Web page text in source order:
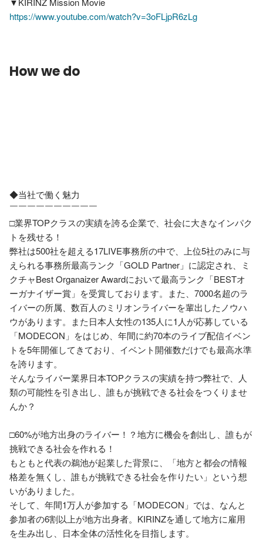
https://www.youtube.com/watch?v=3oFLjpR6zLg
How we do
◆当社で働く魅力
￣￣￣￣￣￣￣￣￣￣
□業界TOPクラスの実績を誇る企業で、社会に大きなインパク
トを残せる！
弊社は500社を超える17LIVE事務所の中で、上位5社のみに与
えられる事務所最高ランク「GOLD Partner」に認定され、ミ
クチャBest Organaizer Awardにおいて最高ランク「BESTオ
ーガナイザー賞」を受賞しております。また、7000名超のラ
イバーの所属、数百人のミリオンライバーを輩出したノウハ
ウがあります。また日本人女性の135人に1人が応募している
「MODECON」をはじめ、年間に約70本のライブ配信イベン
トを5年開催してきており、イベント開催数だけでも最高水準
を誇ります。
そんなライバー業界日本TOPクラスの実績を持つ弊社で、人
類の可能性を引き出し、誰もが挑戦できる社会をつくりませ
んか？
□60%が地方出身のライバー！？地方に機会を創出し、誰もが
挑戦できる社会を作れる！
もともと代表の鵜池が起業した背景に、「地方と都会の情報
格差を無くし、誰もが挑戦できる社会を作りたい」という想
いがありました。
そして、年間1万人が参加する「MODECON」では、なんと
参加者の6割以上が地方出身者。KIRINZを通して地方に雇用
を生み出し、日本全体の活性化を目指します。